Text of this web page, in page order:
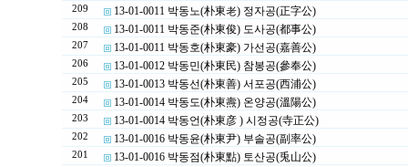
209 13-01-0011 박동노(朴東老) 정자공(正字公)
208 13-01-0011 박동준(朴東俊) 도사공(都事公)
207 13-01-0011 박동호(朴東豪) 가선공(嘉善公)
206 13-01-0012 박동민(朴東民) 참봉공(參奉公)
205 13-01-0013 박동선(朴東善) 서포공(西浦公)
204 13-01-0014 박동도(朴東燾) 온양공(溫陽公)
203 13-01-0014 박동언(朴東彦 ) 시정공(寺正公)
202 13-01-0016 박동윤(朴東尹) 부솔공(副率公)
201 13-01-0016 박동점(朴東點) 토산공(兎山公)